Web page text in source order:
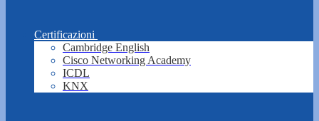
Certificazioni
Cambridge English
Cisco Networking Academy
ICDL
KNX